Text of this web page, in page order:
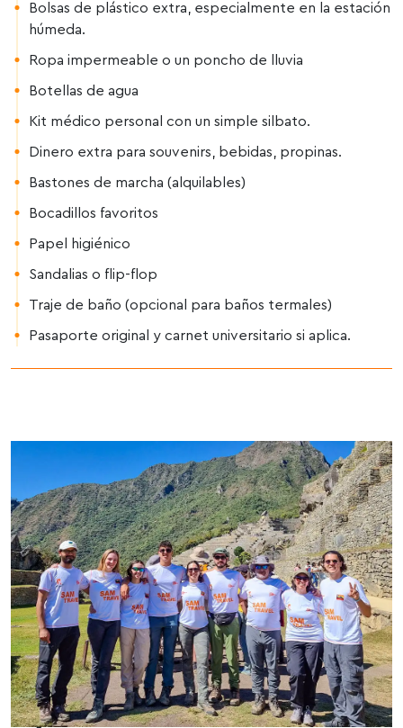
Bolsas de plástico extra, especialmente en la estación
húmeda.
Ropa impermeable o un poncho de lluvia
Botellas de agua
Kit médico personal con un simple silbato.
Dinero extra para souvenirs, bebidas, propinas.
Bastones de marcha (alquilables)
Bocadillos favoritos
Papel higiénico
Sandalias o flip-flop
Traje de baño (opcional para baños termales)
Pasaporte original y carnet universitario si aplica.